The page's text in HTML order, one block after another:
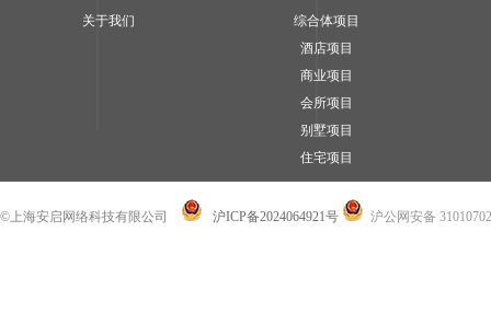
关于我们
综合体项目
酒店项目
商业项目
会所项目
别墅项目
住宅项目
©上海安启网络科技有限公司 沪ICP备2024064921号 沪公网安备